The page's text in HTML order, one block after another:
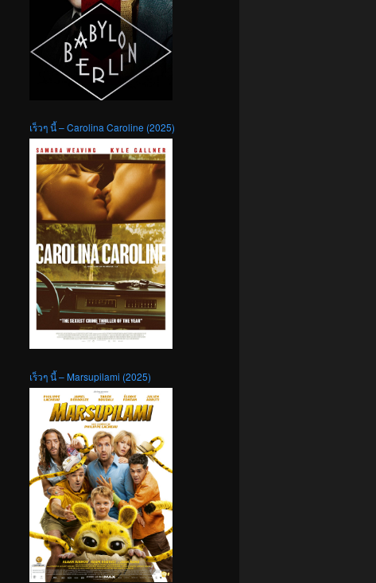
เร็วๆ นี้ – Carolina Caroline (2025)
เร็วๆ นี้ – Marsupilami (2025)